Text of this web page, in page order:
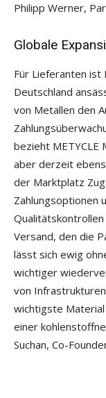
Philipp Werner,
Globale
Für Lieferanten ist
Deutschland
von Metallen den
bezieht METYCLE
aber derzeit
der Marktplatz
Zahlungsoptionen
Versand, den die
lässt sich ewig
wichtiger
von
wichtigste
einer
Suchan, Co-